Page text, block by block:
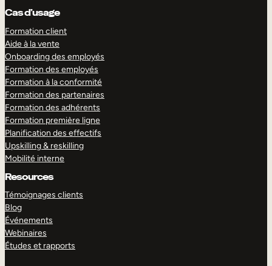
Cas d’usage
Formation client
Aide à la vente
Onboarding des employés
Formation des employés
Formation à la conformité
Formation des partenaires
Formation des adhérents
Formation première ligne
Planification des effectifs
Upskilling & reskilling
Mobilité interne
Resources
Témoignages clients
Blog
Événements
Webinaires
Études et rapports